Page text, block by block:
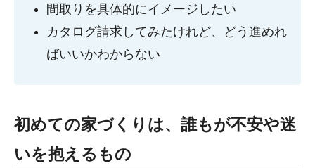
間取りを具体的にイメージしたい
カタログ請求してみたけれど、どう進めれ
ばいいかわからない
初めての家づくりは、誰もが不安や迷
いを抱えるもの